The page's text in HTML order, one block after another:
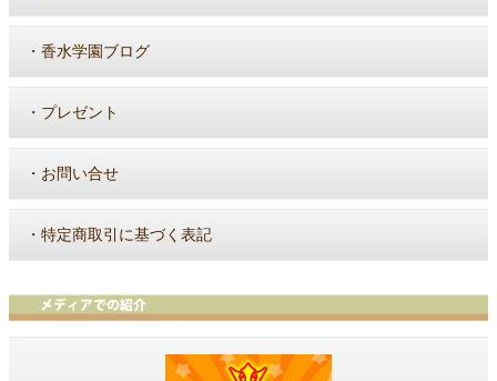
・ 香水学園ブログ
・ プレゼント
・ お問い合せ
・ 特定商取引に基づく表記